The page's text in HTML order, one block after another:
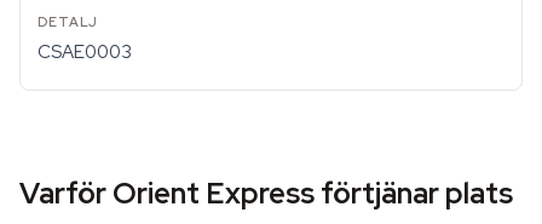
CSAE0003
Varför Orient Express förtjänar plats